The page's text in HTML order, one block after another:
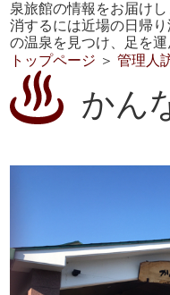
泉旅館の情報をお届け
消するには近場の日帰
の温泉を見つけ、足を運
トップページ ＞管理人
かん